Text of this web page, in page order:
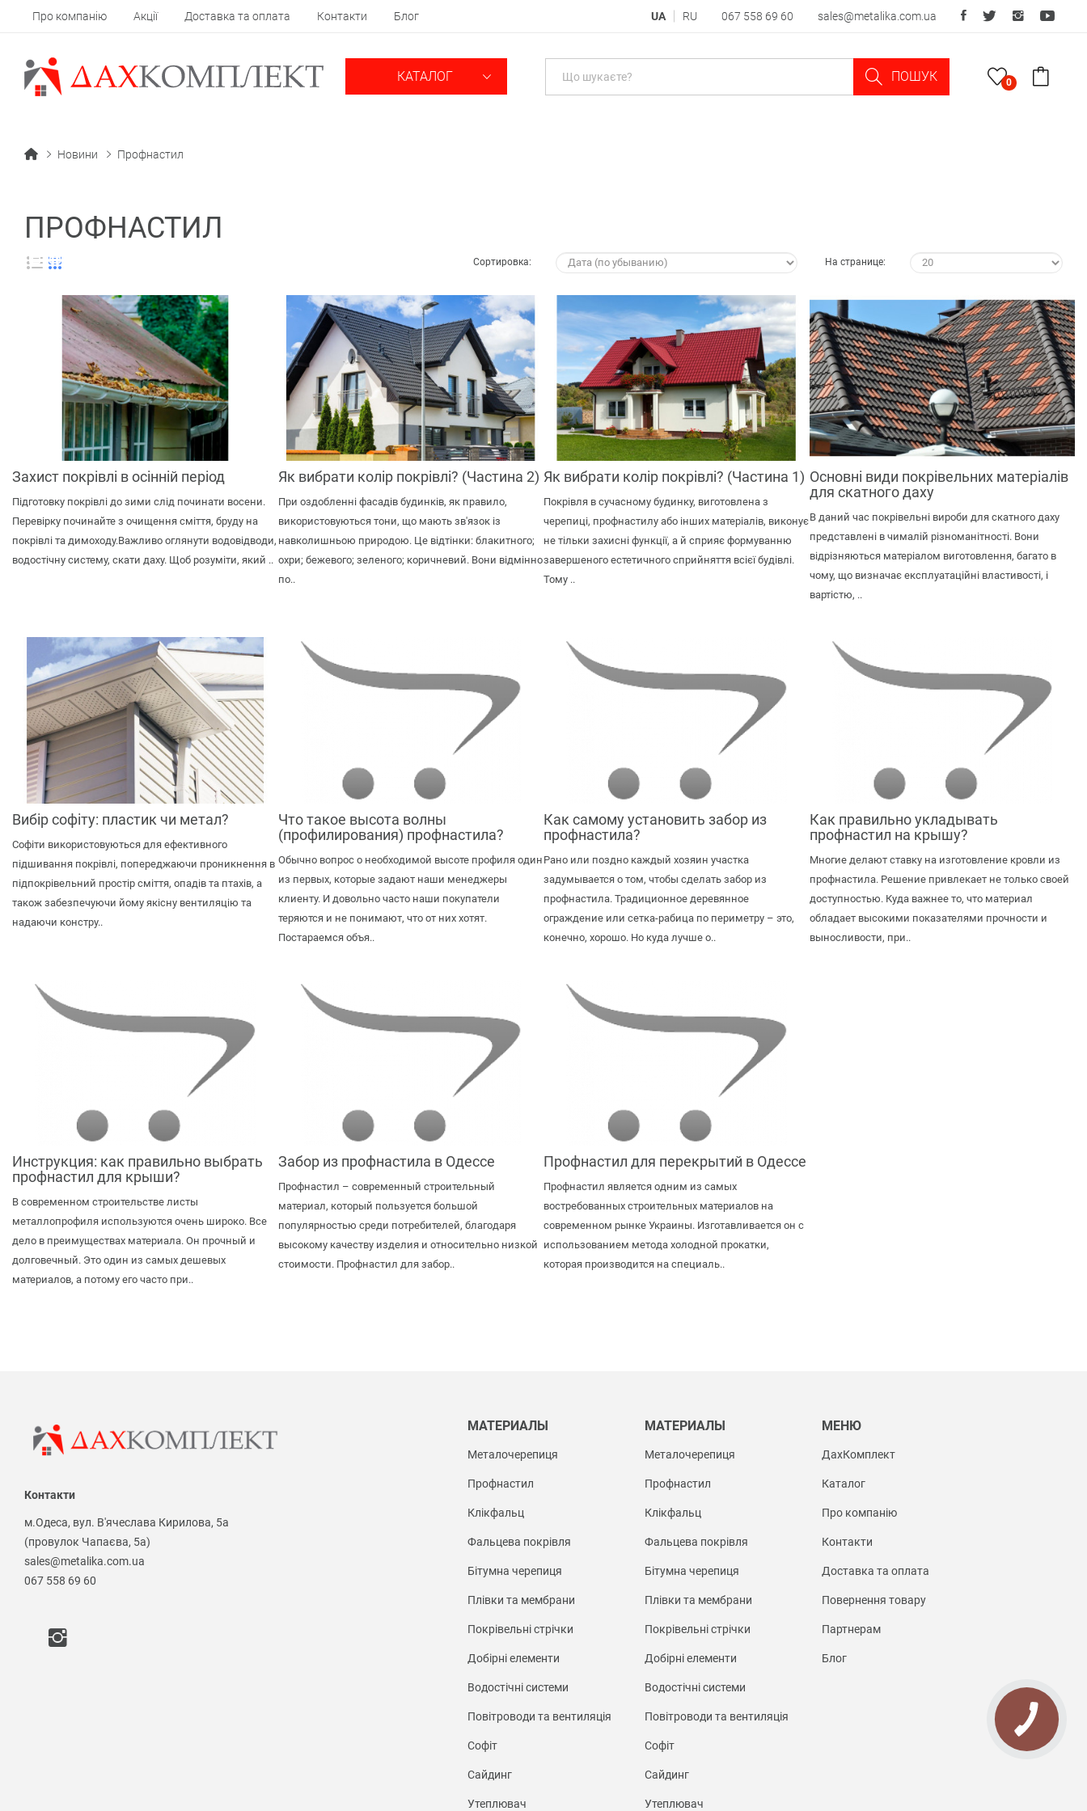
Про компанію Акції Доставка та оплата Контакти Блог UA RU 067 558 69 60 sales@metalika.com.ua
КАТАЛОГ ПОШУК 0
Новини Профнастил
ПРОФНАСТИЛ
Сортировка: На странице:
Захист покрівлі в осінній період
Підготовку покрівлі до зими слід починати восени.
Перевірку починайте з очищення сміття, бруду на
покрівлі та димоходу.Важливо оглянути водовідводи,
водостічну систему, скати даху. Щоб розуміти, який ..
Як вибрати колір покрівлі? (Частина 2)
При оздобленні фасадів будинків, як правило,
використовуються тони, що мають зв'язок із
навколишньою природою. Це відтінки: блакитного;
охри; бежевого; зеленого; коричневий. Вони відмінно
по..
Як вибрати колір покрівлі? (Частина 1)
Покрівля в сучасному будинку, виготовлена з
черепиці, профнастилу або інших матеріалів, виконує
не тільки захисні функції, а й сприяє формуванню
завершеного естетичного сприйняття всієї будівлі.
Тому ..
Основні види покрівельних матеріалів
для скатного даху
В даний час покрівельні вироби для скатного даху
представлені в чималій різноманітності. Вони
відрізняються матеріалом виготовлення, багато в
чому, що визначає експлуатаційні властивості, і
вартістю, ..
Вибір софіту: пластик чи метал?
Софіти використовуються для ефективного
підшивання покрівлі, попереджаючи проникнення в
підпокрівельний простір сміття, опадів та птахів, а
також забезпечуючи йому якісну вентиляцію та
надаючи констру..
Что такое высота волны
(профилирования) профнастила?
Обычно вопрос о необходимой высоте профиля один
из первых, которые задают наши менеджеры
клиенту. И довольно часто наши покупатели
теряются и не понимают, что от них хотят.
Постараемся объя..
Как самому установить забор из
профнастила?
Рано или поздно каждый хозяин участка
задумывается о том, чтобы сделать забор из
профнастила. Традиционное деревянное
ограждение или сетка-рабица по периметру – это,
конечно, хорошо. Но куда лучше о..
Как правильно укладывать
профнастил на крышу?
Многие делают ставку на изготовление кровли из
профнастила. Решение привлекает не только своей
доступностью. Куда важнее то, что материал
обладает высокими показателями прочности и
выносливости, при..
Инструкция: как правильно выбрать
профнастил для крыши?
В современном строительстве листы
металлопрофиля используются очень широко. Все
дело в преимуществах материала. Он прочный и
долговечный. Это один из самых дешевых
материалов, а потому его часто при..
Забор из профнастила в Одессе
Профнастил – современный строительный
материал, который пользуется большой
популярностью среди потребителей, благодаря
высокому качеству изделия и относительно низкой
стоимости. Профнастил для забор..
Профнастил для перекрытий в Одессе
Профнастил является одним из самых
востребованных строительных материалов на
современном рынке Украины. Изготавливается он с
использованием метода холодной прокатки,
которая производится на специаль..
Контакти
м.Одеса, вул. В'ячеслава Кирилова, 5а
(провулок Чапаєва, 5а)
sales@metalika.com.ua
067 558 69 60
МАТЕРИАЛЫ
Металочерепиця
Профнастил
Клікфальц
Фальцева покрівля
Бітумна черепиця
Плівки та мембрани
Покрівельні стрічки
Добірні елементи
Водостічні системи
Повітроводи та вентиляція
Софіт
Сайдинг
Утеплювач
МАТЕРИАЛЫ
Металочерепиця
Профнастил
Клікфальц
Фальцева покрівля
Бітумна черепиця
Плівки та мембрани
Покрівельні стрічки
Добірні елементи
Водостічні системи
Повітроводи та вентиляція
Софіт
Сайдинг
Утеплювач
МЕНЮ
ДахКомплект
Каталог
Про компанію
Контакти
Доставка та оплата
Повернення товару
Партнерам
Блог